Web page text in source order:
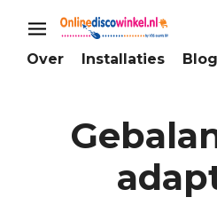
Over Installaties Blog